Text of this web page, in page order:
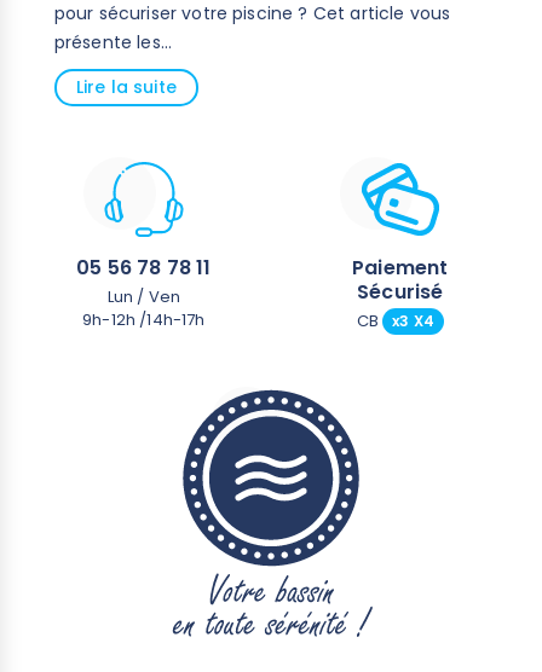
pour sécuriser votre piscine ? Cet article vous
présente les...
Lire la suite
05 56 78 78 11
Lun / Ven
9h-12h /14h-17h
Paiement
Sécurisé
CB x3 X4